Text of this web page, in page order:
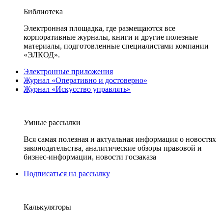
Библиотека
Электронная площадка, где размещаются все
корпоративные журналы, книги и другие полезные
материалы, подготовленные специалистами компании
«ЭЛКОД».
Электронные приложения
Журнал «Оперативно и достоверно»
Журнал «Искусство управлять»
Умные рассылки
Вся самая полезная и актуальная информация о новостях
законодательства, аналитические обзоры правовой и
бизнес-информации, новости госзаказа
Подписаться на рассылку
Калькуляторы